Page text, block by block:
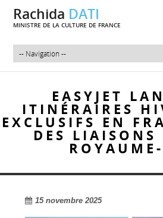
Rachida DATI
MINISTRE DE LA CULTURE DE FRANCE
EASYJET
ITINÉRAIRES
EXCLUSIFS EN
DES LIAISONS
15 novembre 2025